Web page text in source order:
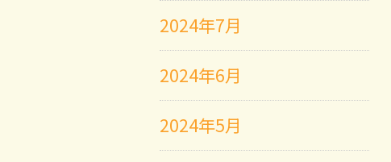
2024年7月
2024年6月
2024年5月